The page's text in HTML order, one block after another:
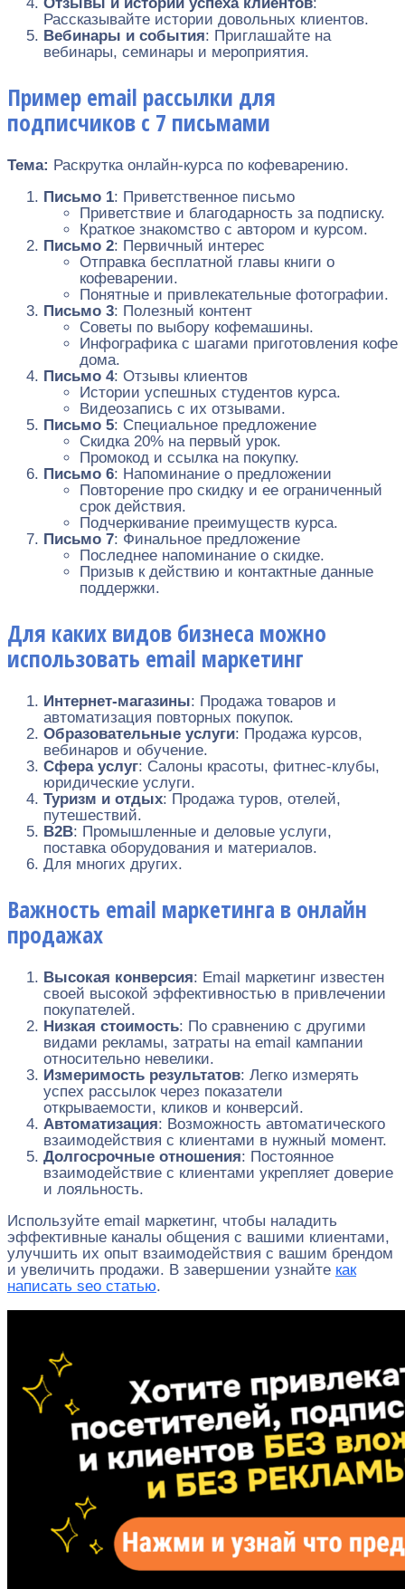
Рассказывайте истории довольных клиентов.
Вебинары и события: Приглашайте на
вебинары, семинары и мероприятия.
Пример email рассылки для
подписчиков с 7 письмами
Тема: Раскрутка онлайн-курса по кофеварению.
Письмо 1: Приветственное письмо
Приветствие и благодарность за подписку.
Краткое знакомство с автором и курсом.
Письмо 2: Первичный интерес
Отправка бесплатной главы книги о
кофеварении.
Понятные и привлекательные фотографии.
Письмо 3: Полезный контент
Советы по выбору кофемашины.
Инфографика с шагами приготовления кофе
дома.
Письмо 4: Отзывы клиентов
Истории успешных студентов курса.
Видеозапись с их отзывами.
Письмо 5: Специальное предложение
Скидка 20% на первый урок.
Промокод и ссылка на покупку.
Письмо 6: Напоминание о предложении
Повторение про скидку и ее ограниченный
срок действия.
Подчеркивание преимуществ курса.
Письмо 7: Финальное предложение
Последнее напоминание о скидке.
Призыв к действию и контактные данные
поддержки.
Для каких видов бизнеса можно
использовать email маркетинг
Интернет-магазины: Продажа товаров и
автоматизация повторных покупок.
Образовательные услуги: Продажа курсов,
вебинаров и обучение.
Сфера услуг: Салоны красоты, фитнес-клубы,
юридические услуги.
Туризм и отдых: Продажа туров, отелей,
путешествий.
B2B: Промышленные и деловые услуги,
поставка оборудования и материалов.
Для многих других.
Важность email маркетинга в онлайн
продажах
Высокая конверсия: Email маркетинг известен
своей высокой эффективностью в привлечении
покупателей.
Низкая стоимость: По сравнению с другими
видами рекламы, затраты на email кампании
относительно невелики.
Измеримость результатов: Легко измерять
успех рассылок через показатели
открываемости, кликов и конверсий.
Автоматизация: Возможность автоматического
взаимодействия с клиентами в нужный момент.
Долгосрочные отношения: Постоянное
взаимодействие с клиентами укрепляет доверие
и лояльность.
Используйте email маркетинг, чтобы наладить
эффективные каналы общения с вашими клиентами,
улучшить их опыт взаимодействия с вашим брендом
и увеличить продажи. В завершении узнайте как
написать seo статью.